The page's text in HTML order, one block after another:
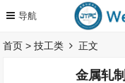
首页 >技工类 正文
金属轧